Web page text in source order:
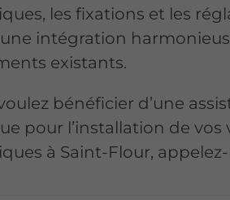
les fixations et les
intégration
existants.
bénéficier d’une
pour l’installation de vos
à Saint-Flour,